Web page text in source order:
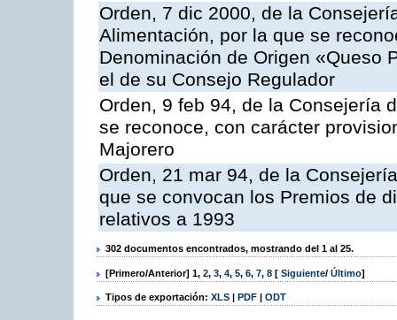
Orden, 7 dic 2000, de la
Alimentación, por la que se
Denominación de Origen «Queso
el de su Consejo Regulador
Orden, 9 feb 94, de la Consejería
se reconoce, con carácter
Majorero
Orden, 21 mar 94, de la
que se convocan los Premios de
relativos a 1993
302 documentos encontrados, mostrando del 1 al 25.
[Primero/Anterior] 1, 2, 3, 4, 5, 6, 7, 8 [ Siguiente/ Último]
Tipos de exportación: XLS | PDF | ODT